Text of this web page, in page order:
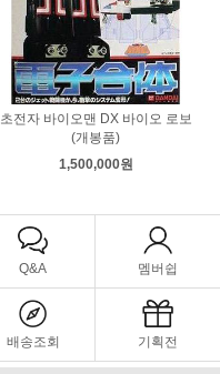
초전자 바이오맨 DX 바이오 로보
(개봉품)
1,500,000원
Q&A 멤버쉽
배송조회 기획전